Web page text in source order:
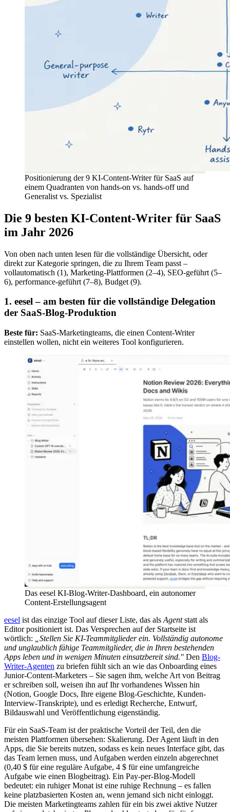
Positionierung der 9 KI-Content-Writer für SaaS auf
einem Quadranten von hands-on vs. hands-off und
Generalist vs. Spezialist
Die 9 besten KI-Content-Writer für SaaS
im Jahr 2026
Von oben nach unten lesen für die vollständige Übersicht, oder
direkt zur Kategorie springen, die zu Ihrem Team passt –
vollautomatisch (1), Marketing-Plattformen (2–4), SEO-geführt (5–
6), performance-geführt (7–8), Budget (9).
1. eesel – am besten für die vollständige Delegation
der SaaS-Blog-Produktion
Beste für: SaaS-Marketingteams, die einen Content-Writer
einstellen wollen, nicht ein weiteres Tool konfigurieren.
Das eesel KI-Blog-Writer-Dashboard, ein autonomer
Content-Erstellungsagent
eesel ist das einzige Tool auf dieser Liste, das als Agentstatt als
Editor positioniert ist. Das Versprechen auf der Startseite ist
wörtlich:
„Stellen Sie KI-Teammitglieder ein. Vollständig autonome
und unglaublich fähige Teammitglieder, die in Ihren bestehenden
Apps leben und in wenigen Minuten einsatzbereit sind." Den Blog-
Writer-Agenten zu briefen fühlt sich an wie das Onboarding eines
Junior-Content-Marketers – Sie sagen ihm, welche Art von Beitrag
er schreiben soll, weisen ihn auf Ihr vorhandenes Wissen hin
(Notion, Google Docs, Ihre eigene Blog-Geschichte, Kunden-
Interview-Transkripte), und es erledigt Recherche, Entwurf,
Bildauswahl und Veröffentlichung eigenständig.
Für ein SaaS-Team ist der praktische Vorteil der Teil, den die
meisten Plattformen übersehen: Skalierung. Der Agent läuft in den
Apps, die Sie bereits nutzen, sodass es kein neues Interface gibt, das
das Team lernen muss, und Aufgaben werden einzeln abgerechnet
(0,40 $ für eine reguläre Aufgabe, 4 $ für eine umfangreiche
Aufgabe wie einen Blogbeitrag). Ein Pay-per-Blog-Modell
bedeutet: ein ruhiger Monat ist eine ruhige Rechnung – es fallen
keine platzbasierten Kosten an, wenn jemand sich nicht einloggt.
Die meisten Marketingteams zahlen für ein bis zwei aktive Nutzer